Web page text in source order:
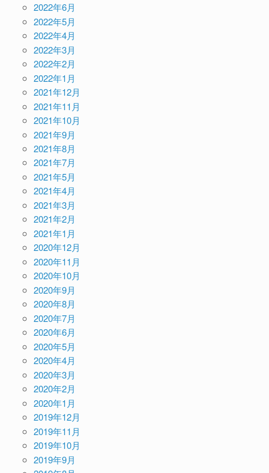
2022年6月
2022年5月
2022年4月
2022年3月
2022年2月
2022年1月
2021年12月
2021年11月
2021年10月
2021年9月
2021年8月
2021年7月
2021年5月
2021年4月
2021年3月
2021年2月
2021年1月
2020年12月
2020年11月
2020年10月
2020年9月
2020年8月
2020年7月
2020年6月
2020年5月
2020年4月
2020年3月
2020年2月
2020年1月
2019年12月
2019年11月
2019年10月
2019年9月